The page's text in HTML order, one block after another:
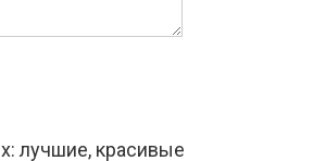
лучшие, красивые